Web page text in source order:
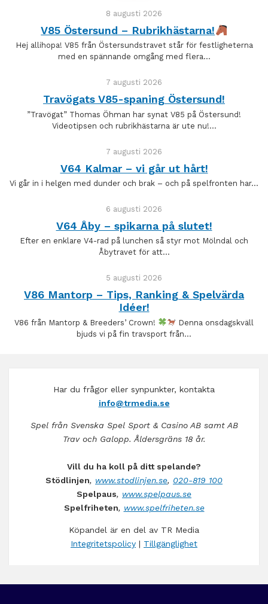
8 augusti 2026
V85 Östersund – Rubrikhästarna!
Hej allihopa! V85 från Östersundstravet står för festligheterna
med en spännande omgång med flera…
7 augusti 2026
Travögats V85-spaning Östersund!
”Travögat” Thomas Öhman har synat V85 på Östersund!
Videotipsen och rubrikhästarna är ute nu!…
7 augusti 2026
V64 Kalmar – vi går ut hårt!
Vi går in i helgen med dunder och brak – och på spelfronten har…
6 augusti 2026
V64 Åby – spikarna på slutet!
Efter en enklare V4-rad på lunchen så styr mot Mölndal och
Åbytravet för att…
5 augusti 2026
V86 Mantorp – Tips, Ranking & Spelvärda
Idéer!
V86 från Mantorp & Breeders’ Crown!
Denna onsdagskväll
bjuds vi på fin travsport från…
Har du frågor eller synpunkter, kontakta
info@trmedia.se
Spel från Svenska Spel Sport & Casino AB samt AB
Trav och Galopp. Åldersgräns 18 år.
Vill du ha koll på ditt spelande?
Stödlinjen, www.stodlinjen.se, 020-819 100
Spelpaus, www.spelpaus.se
Spelfriheten, www.spelfriheten.se
Köpandel är en del av TR Media
Integritetspolicy | Tillgänglighet